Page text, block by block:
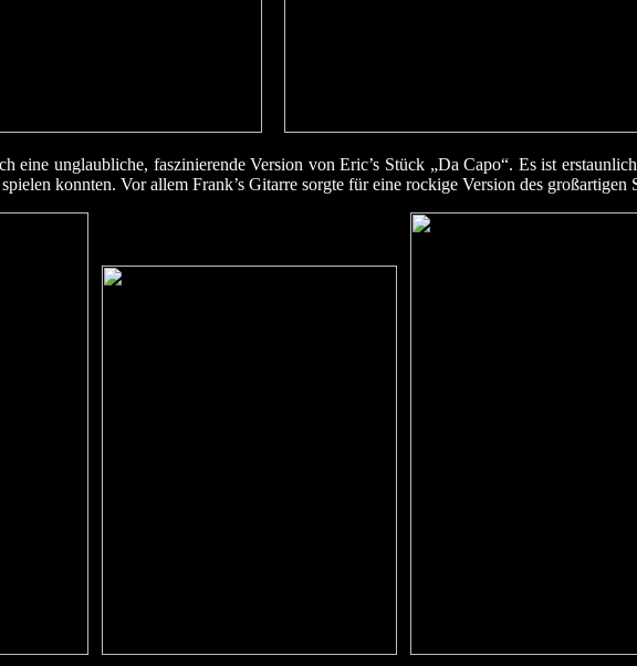
eine unglaubliche, faszinierende Version von Eric’s Stück „Da Capo“. Es ist
konnten. Vor allem Frank’s Gitarre sorgte für eine rockige Version des großartigen